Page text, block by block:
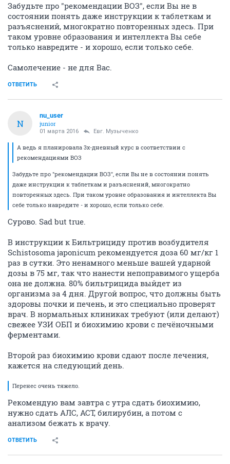
Забудьте про "рекомендации ВОЗ", если Вы не в
состоянии понять даже инструкции к таблеткам и
разъяснений, многократно повторенных здесь. При
таком уровне образования и интеллекта Вы себе
только навредите - и хорошо, если только себе.
Самолечение - не для Вас.
ОТВЕТИТЬ
N
nu_user
junior
01 марта 2016 Евг. Музыченко
А ведь я планировала 3х-дневный курс в соответствии с
рекомендациями ВОЗ
Забудьте про "рекомендации ВОЗ", если Вы не в состоянии понять
даже инструкции к таблеткам и разъяснений, многократно
повторенных здесь. При таком уровне образования и интеллекта Вы
себе только навредите - и хорошо, если только себе.
Сурово. Sad but true.
В инструкции к Бильтрициду против возбудителя
Schistosoma japonicum рекомендуется доза 60 мг/кг 1
раз в сутки. Это ненамного меньше вашей ударной
дозы в 75 мг, так что нанести непоправимого ущерба
она не должна. 80% бильтрицида выйдет из
организма за 4 дня. Другой вопрос, что должны быть
здоровы почки и печень, и это специально проверят
врач. В нормальных клиниках требуют (или делают)
свежее УЗИ ОБП и биохимию крови с печёночными
ферментами.
Второй раз биохимию крови сдают после лечения,
кажется на следующий день.
Перенес очень тяжело.
Рекомендую вам завтра с утра сдать биохимию,
нужно сдать АЛС, АСТ, билирубин, а потом с
анализом бежать к врачу.
ОТВЕТИТЬ